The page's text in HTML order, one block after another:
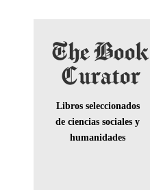
Libros seleccionados
de ciencias sociales y
humanidades
The Book
Curator